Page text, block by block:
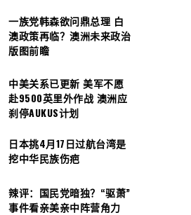
一族党韩森欲问鼎总理 白
澳政策再临？澳洲未来政治
版图前瞻
中美关系已更新 美军不愿
赴9500英里外作战 澳洲应
刹停AUKUS计划
日本挑4月17日过航台湾是
挖中华民族伤疤
辣评：国民党暗独？“驱萧”
事件看亲美亲中阵营角力